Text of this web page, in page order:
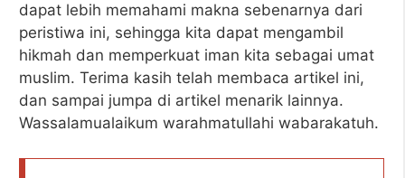
dapat lebih memahami makna sebenarnya dari
peristiwa ini, sehingga kita dapat mengambil
hikmah dan memperkuat iman kita sebagai umat
muslim. Terima kasih telah membaca artikel ini,
dan sampai jumpa di artikel menarik lainnya.
Wassalamualaikum warahmatullahi wabarakatuh.